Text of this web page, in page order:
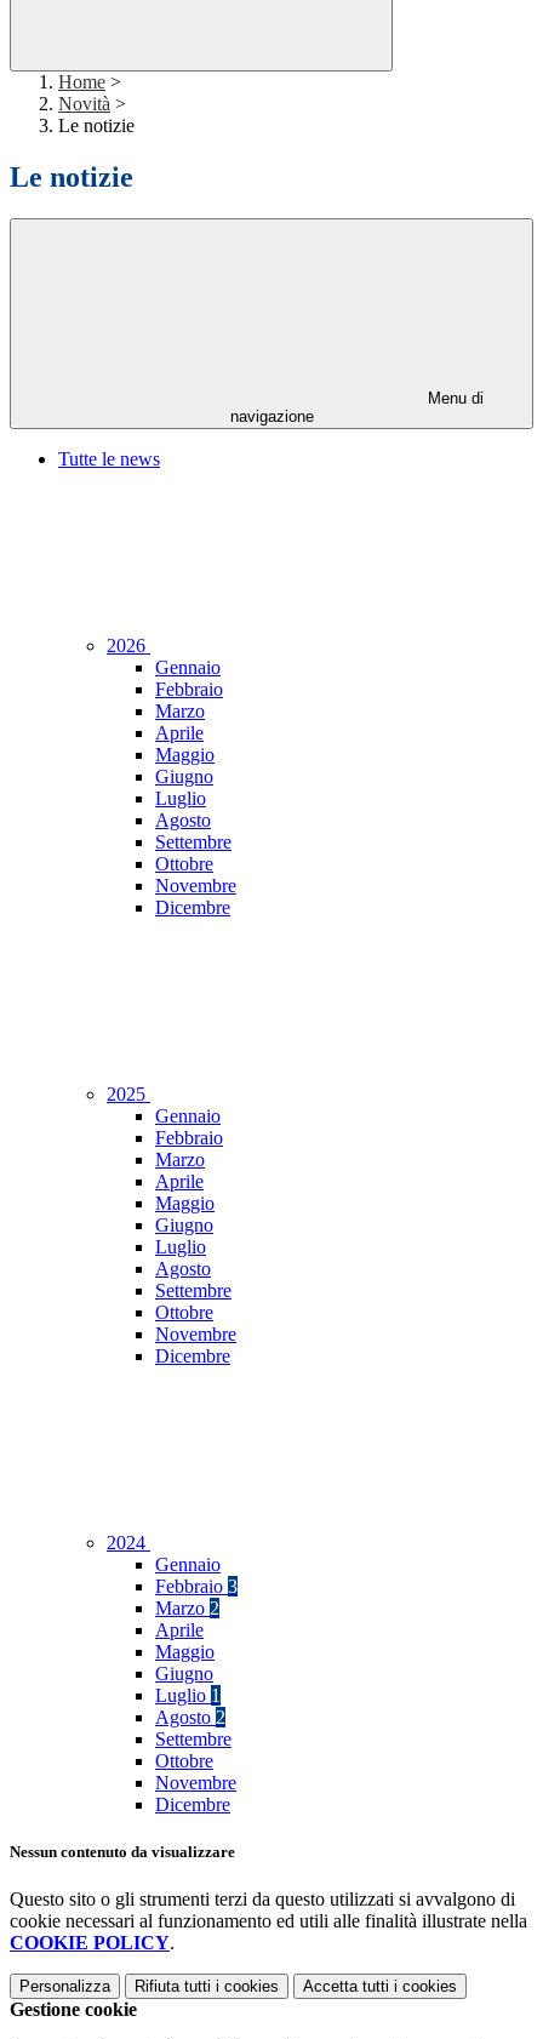
Home >
Novità >
Le notizie
Le notizie
Menu di
navigazione
Tutte le news
2026
Gennaio
Febbraio
Marzo
Aprile
Maggio
Giugno
Luglio
Agosto
Settembre
Ottobre
Novembre
Dicembre
2025
Gennaio
Febbraio
Marzo
Aprile
Maggio
Giugno
Luglio
Agosto
Settembre
Ottobre
Novembre
Dicembre
2024
Gennaio
Febbraio 3
Marzo 2
Aprile
Maggio
Giugno
Luglio 1
Agosto 2
Settembre
Ottobre
Novembre
Dicembre
Nessun contenuto da visualizzare
Questo sito o gli strumenti terzi da questo utilizzati si avvalgono di
cookie necessari al funzionamento ed utili alle finalità illustrate nella
COOKIE POLICY.
Personalizza Rifiuta tutti i cookies Accetta tutti i cookies
Gestione cookie